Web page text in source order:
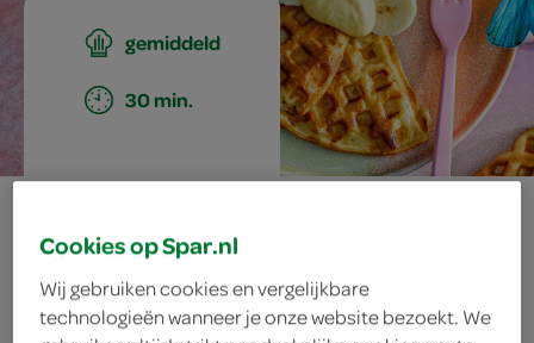
gemiddeld
30 min.
wafels met
banaan en romige
Cookies op Spar.nl
Wij gebruiken cookies en vergelijkbare
technologieën wanneer je onze website bezoekt. We